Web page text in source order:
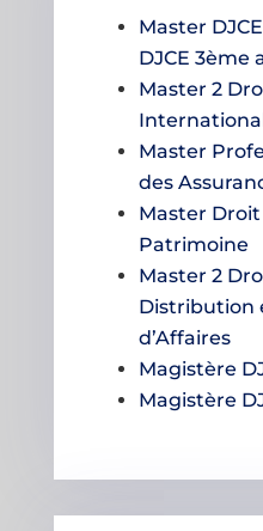
Master
DJCE 3ème
Master 2
Master
des
Master
Patrimoine
Master 2
Distribution
d’Affaires
Magistère
Magistère